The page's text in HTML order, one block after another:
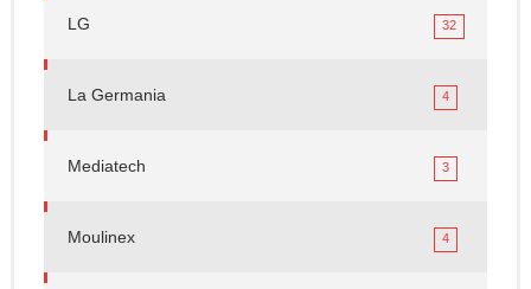
LG 32
La Germania 4
Mediatech 3
Moulinex 4